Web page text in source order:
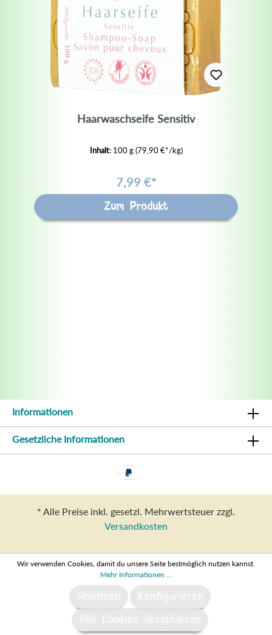
Haarwaschseife Sensitiv
Inhalt: 100 g(79,90 €*/kg)
7,99 €*
Zum Produkt
Informationen
Gesetzliche Informationen
* Alle Preise inkl. gesetzl. Mehrwertsteuer zzgl.
Versandkosten
Wir verwenden Cookies, damit du unsere Seite bestmöglich nutzen kannst.
Mehr Informationen ...